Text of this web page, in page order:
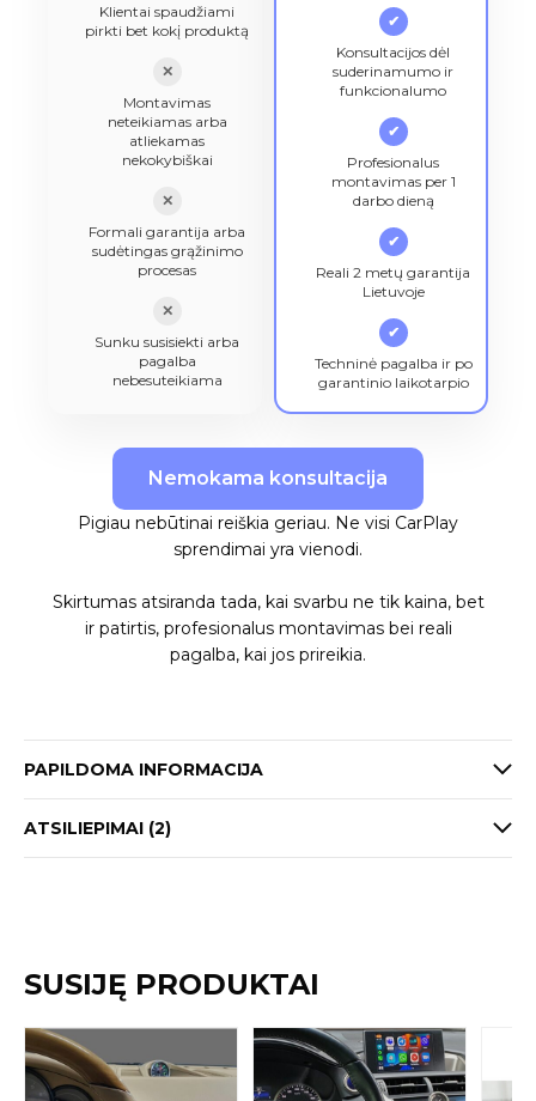
Klientai spaudžiami
pirkti bet kokį produktą
✕
Montavimas
neteikiamas arba
atliekamas
nekokybiškai
✕
Formali garantija arba
sudėtingas grąžinimo
procesas
✕
Sunku susisiekti arba
pagalba
nebesuteikiama
✔
Konsultacijos dėl
suderinamumo ir
funkcionalumo
✔
Profesionalus
montavimas per 1
darbo dieną
✔
Reali 2 metų garantija
Lietuvoje
✔
Techninė pagalba ir po
garantinio laikotarpio
Nemokama konsultacija
Pigiau nebūtinai reiškia geriau. Ne visi CarPlay
sprendimai yra vienodi.
Skirtumas atsiranda tada, kai svarbu ne tik kaina, bet
ir patirtis, profesionalus montavimas bei reali
pagalba, kai jos prireikia.
PAPILDOMA INFORMACIJA
ATSILIEPIMAI (2)
SUSIJĘ PRODUKTAI